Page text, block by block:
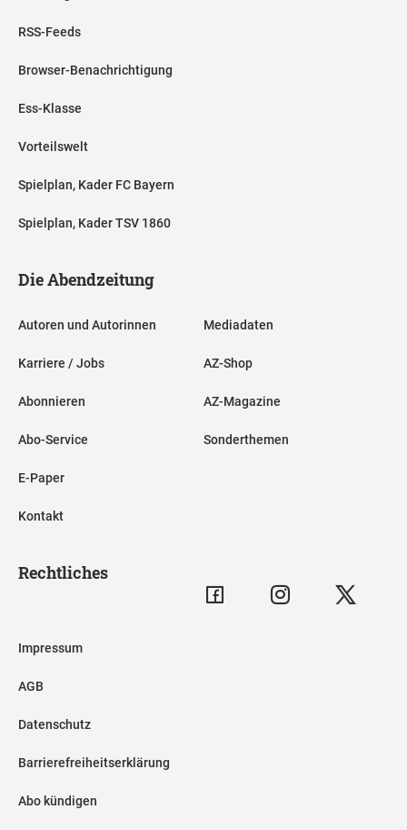
RSS-Feeds
Browser-Benachrichtigung
Ess-Klasse
Vorteilswelt
Spielplan, Kader FC Bayern
Spielplan, Kader TSV 1860
Die Abendzeitung
Autoren und Autorinnen
Karriere / Jobs
Abonnieren
Abo-Service
E-Paper
Kontakt
Mediadaten
AZ-Shop
AZ-Magazine
Sonderthemen
Rechtliches
Impressum
AGB
Datenschutz
Barrierefreiheitserklärung
Abo kündigen